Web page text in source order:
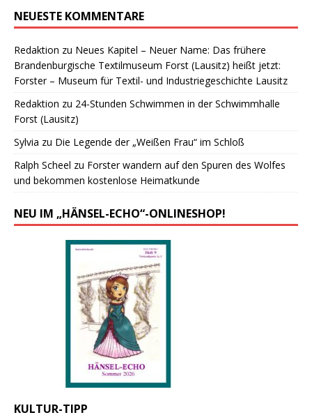
NEUESTE KOMMENTARE
Redaktion zu Neues Kapitel – Neuer Name: Das frühere
Brandenburgische Textilmuseum Forst (Lausitz) heißt jetzt:
Forster – Museum für Textil- und Industriegeschichte Lausitz
Redaktion zu 24-Stunden Schwimmen in der Schwimmhalle
Forst (Lausitz)
Sylvia zu Die Legende der „Weißen Frau“ im Schloß
Ralph Scheel zu Forster wandern auf den Spuren des Wolfes
und bekommen kostenlose Heimatkunde
NEU IM „HÄNSEL-ECHO“-ONLINESHOP!
KULTUR-TIPP